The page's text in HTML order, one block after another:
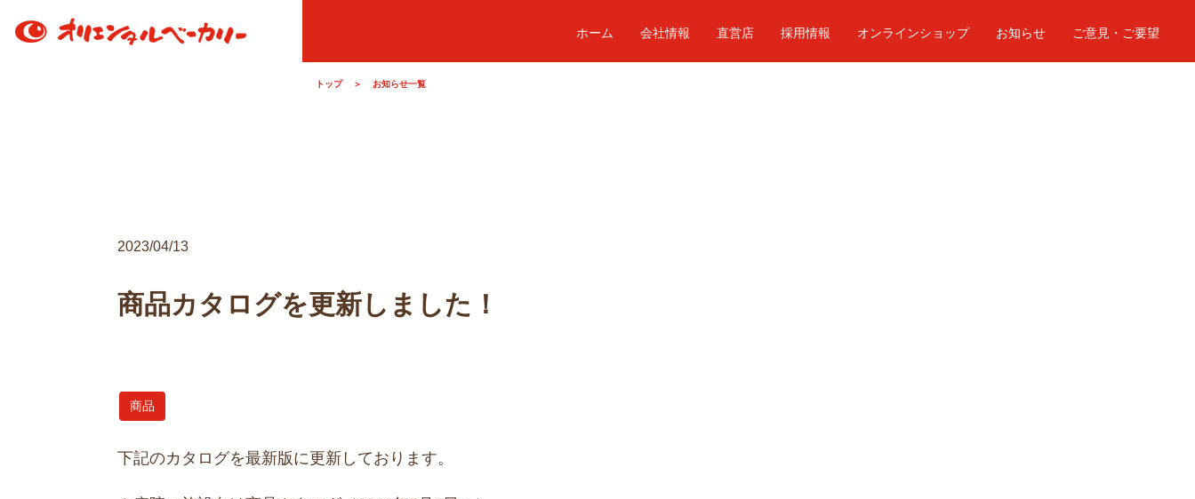
トップ ＞ お知らせ一覧
ホーム 会社情報 直営店 採用情報 オンラインショップ お知らせ ご意見・ご要望
2023/04/13
商品カタログを更新しました！
商品
下記のカタログを最新版に更新しております。